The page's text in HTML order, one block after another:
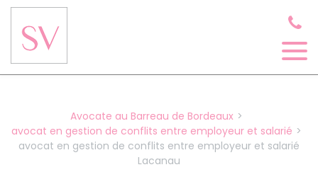
Avocate au Barreau de Bordeaux
avocat en gestion de conflits entre employeur et salarié
avocat en gestion de conflits entre employeur et salarié
Lacanau
Panneau de gestion des cookies